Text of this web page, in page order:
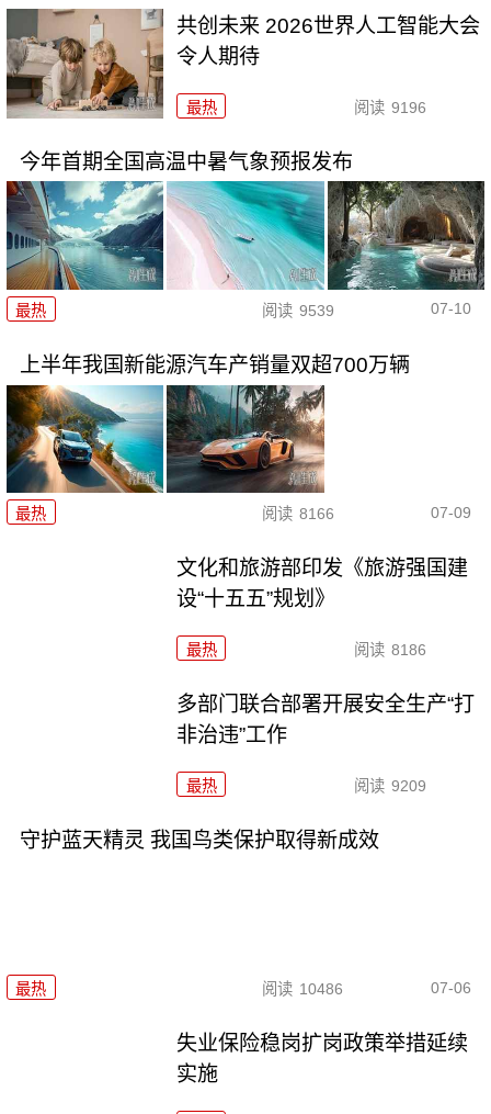
共创未来 2026世界人工智能大会
令人期待
最热 阅读 9196
今年首期全国高温中暑气象预报发布
最热 阅读 9539 07-10
上半年我国新能源汽车产销量双超700万辆
最热 阅读 8166 07-09
文化和旅游部印发《旅游强国建
设“十五五”规划》
最热 阅读 8186
多部门联合部署开展安全生产“打
非治违”工作
最热 阅读 9209
守护蓝天精灵 我国鸟类保护取得新成效
最热 阅读 10486 07-06
失业保险稳岗扩岗政策举措延续
实施